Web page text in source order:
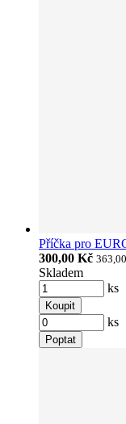
Příčka pro
300,00 Kč
Skladem
ks
Koupit
ks
Poptat